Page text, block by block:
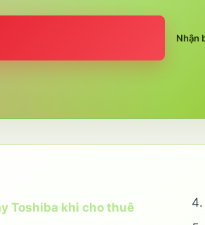
Nhận
Toshiba khi cho thuê